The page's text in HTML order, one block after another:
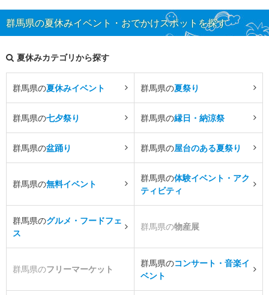
群馬県の夏休みイベント・おでかけスポットを探す
夏休みカテゴリから探す
群馬県の夏休みイベント 群馬県の夏祭り
群馬県の七夕祭り 群馬県の縁日・納涼祭
群馬県の盆踊り 群馬県の屋台のある夏祭り
群馬県の無料イベント
群馬県の体験イベント・アク
ティビティ
群馬県のグルメ・フードフェ
ス
群馬県の物産展
群馬県のフリーマーケット
群馬県のコンサート・音楽イ
ベント